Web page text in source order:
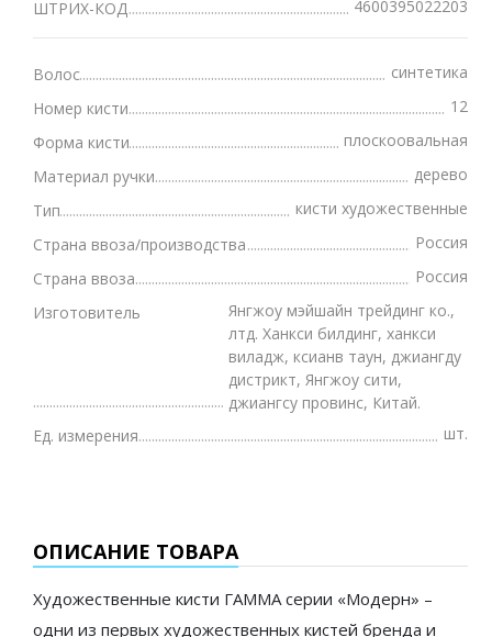
ШТРИХ-КОД
4600395022203
Волос
синтетика
Номер кисти
12
Форма кисти
плоскоовальная
Материал ручки
дерево
Тип
кисти художественные
Страна ввоза/производства
Россия
Страна ввоза
Россия
Изготовитель
Янгжоу мэйшайн трейдинг ко.,
лтд. Ханкси билдинг, ханкси
виладж, ксианв таун, джиангду
дистрикт, Янгжоу сити,
джиангсу провинс, Китай.
Ед. измерения
шт.
ОПИСАНИЕ ТОВАРА
Художественные кисти ГАММА серии «Модерн» –
одни из первых художественных кистей бренда и